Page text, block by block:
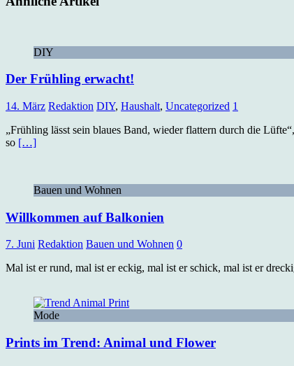
DIY
Der Frühling erwacht!
14. März Redaktion DIY, Haushalt, Uncategorized 1
„Frühling lässt sein blaues Band, wieder flattern durch die
so […]
Bauen und Wohnen
Willkommen auf Balkonien
7. Juni Redaktion Bauen und Wohnen 0
Mal ist er rund, mal ist er eckig, mal ist er schick, mal ist er
Mode
Prints im Trend: Animal und Flower